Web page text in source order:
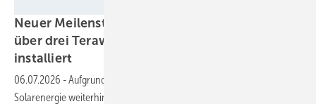
Neuer Meilenstein ist erreicht: Weltweit sind
über drei Terawatt Solarstromleistung
installiert
06.07.2026 -Aufgrund eines starken Zubaus im Jahr 2025 ist die
Solarenergie weiterhin der Treiber der Energiewende. Doch das